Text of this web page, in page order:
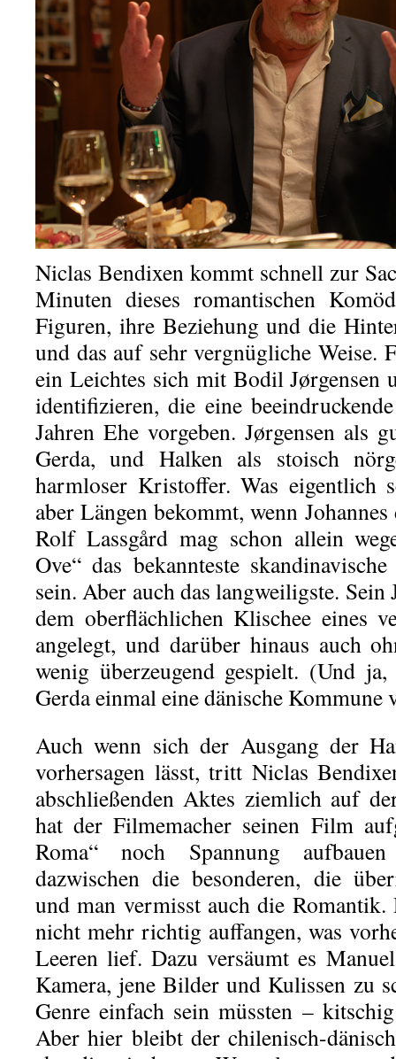
Niclas Bendixen kommt schnell zur
Minuten dieses romantischen
Figuren, ihre Beziehung und die
und das auf sehr vergnügliche Weise.
ein Leichtes sich mit Bodil Jørgensen
identifizieren, die eine
Jahren Ehe vorgeben. Jørgensen als
Gerda, und Halken als stoisch
harmloser Kristoffer. Was eigentlich
aber Längen bekommt, wenn
Rolf Lassgård mag schon allein
Ove“ das bekannteste
sein. Aber auch das langweiligste. Sein
dem oberflächlichen Klischee eines
angelegt, und darüber hinaus auch
wenig überzeugend gespielt. (Und
Gerda einmal eine dänische
Auch wenn sich der Ausgang der
vorhersagen lässt, tritt Niclas
abschließenden Aktes ziemlich auf
hat der Filmemacher seinen Film
Roma“ noch Spannung
dazwischen die besonderen, die
und man vermisst auch die
nicht mehr richtig auffangen, was
Leeren lief. Dazu versäumt es
Kamera, jene Bilder und Kulissen zu
Genre einfach sein müssten –
Aber hier bleibt der chilenisch-